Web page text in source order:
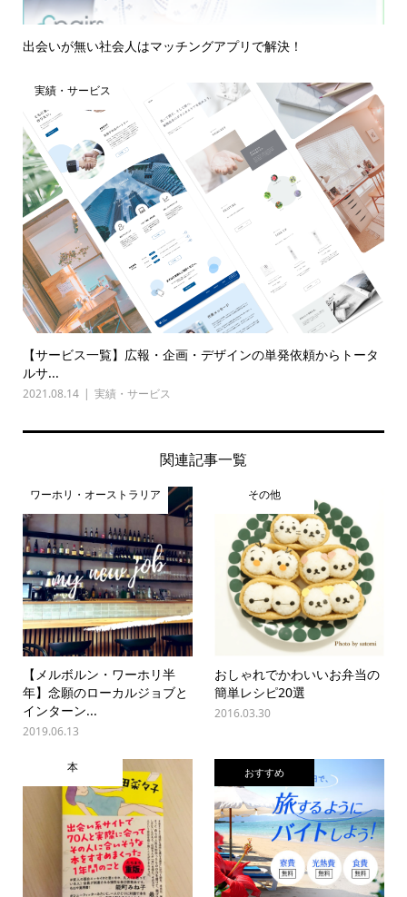
出会いが無い社会人はマッチングアプリで解決！
実績・サービス
【サービス一覧】広報・企画・デザインの単発依頼からトータ
ルサ...
2021.08.14 実績・サービス
関連記事一覧
ワーホリ・オーストラリア
【メルボルン・ワーホリ半
年】念願のローカルジョブと
インターン...
2019.06.13
その他
おしゃれでかわいいお弁当の
簡単レシピ20選
2016.03.30
本 おすすめ